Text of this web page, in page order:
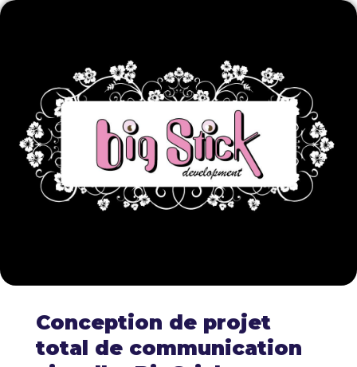
Conception de projet
total de communication